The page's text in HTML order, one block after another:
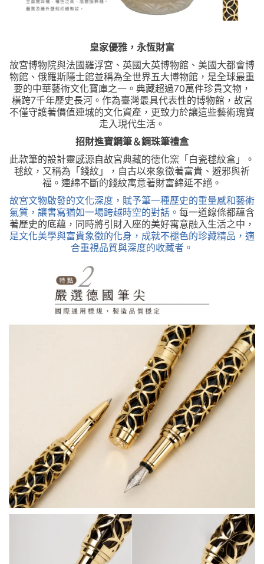
皇家優雅，永恆財富
故宮博物院與法國羅浮宮、英國大英博物館、美國大都會博
物館、俄羅斯隱士館並稱為全世界五大博物館，是全球最重
要的中華藝術文化寶庫之一。典藏超過70萬件珍貴文物，
橫跨7千年歷史長河。作為臺灣最具代表性的博物館，故宮
不僅守護著價值連城的文化資產，更致力於讓這些藝術瑰寶
走入現代生活。
招財進寶鋼筆＆鋼珠筆禮盒
此款筆的設計靈感源自故宮典藏的德化窯「白瓷毬紋盒」。
毬紋，又稱為「錢紋」，自古以來象徵著富貴、避邪與祈
福。連綿不斷的錢紋寓意著財富綿延不絕。
故宮文物啟發的文化深度，賦予筆一種歷史的重量感和藝術
氣質，讓書寫猶如一場跨越時空的對話。 每一道線條都蘊含
著歷史的底蘊，同時將引財入座的美好寓意融入生活之中，
是文化美學與富貴象徵的化身，成就不褪色的珍藏精品，適
合重視品質與深度的收藏者。